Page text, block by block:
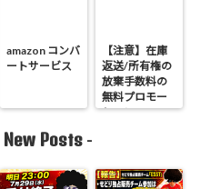
amazon コンバ
ートサービス
【注意】在庫
返送/所有権の
放棄手数料の
無料プロモー
ション
New Posts -